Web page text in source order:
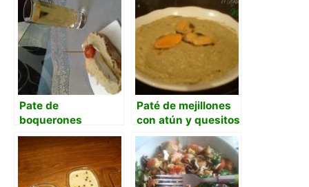
Pate de
boquerones
Paté de mejillones
con atún y quesitos